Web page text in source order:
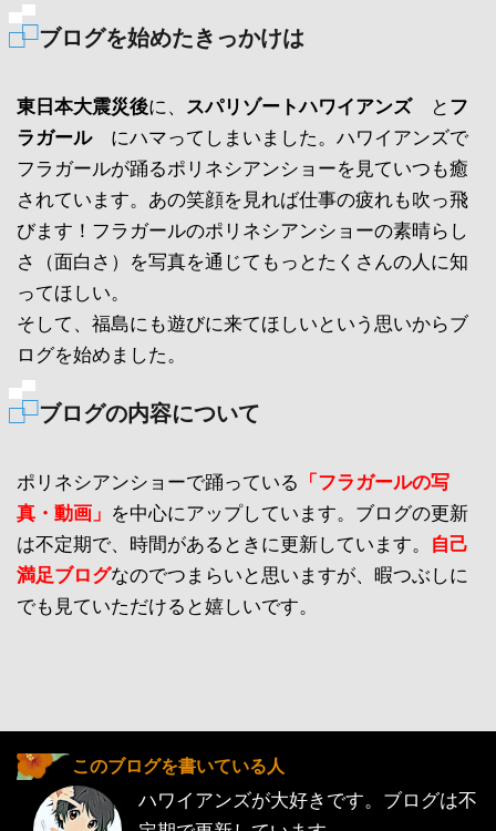
ブログを始めたきっかけは
東日本大震災後に、 スパリゾートハワイアンズと フ
ラガールにハマってしまいました。ハワイアンズで
フラガールが踊るポリネシアンショーを見ていつも癒
されています。あの笑顔を見れば仕事の疲れも吹っ飛
びます！フラガールのポリネシアンショーの素晴らし
さ（面白さ）を写真を通じてもっとたくさんの人に知
ってほしい。
そして、福島にも遊びに来てほしいという思いからブ
ログを始めました。
ブログの内容について
ポリネシアンショーで踊っている
「フラガールの写
真・動画」 を中心にアップしています。ブログの更新
は不定期で、時間があるときに更新しています。
自己
満足ブログなのでつまらいと思いますが、暇つぶしに
でも見ていただけると嬉しいです。
このブログを書いている人
ハワイアンズが大好きです。ブログは不